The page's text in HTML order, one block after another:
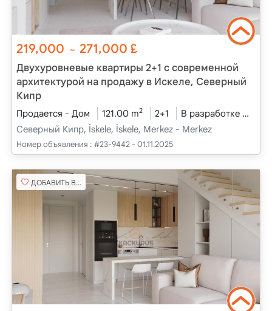
219,000 ~ 271,000 £
Двухуровневые квартиры 2+1 с современной
архитектурой на продажу в Искеле, Северный
Кипр
Продается - Дом 121.00 m2 2+1 В разработке
Северный Кипр, İskele, İskele, Merkez - Merkez
Номер объявления : #23-9442 - 01.11.2025
ДОБАВИТЬ В ИЗБРАННОЕ